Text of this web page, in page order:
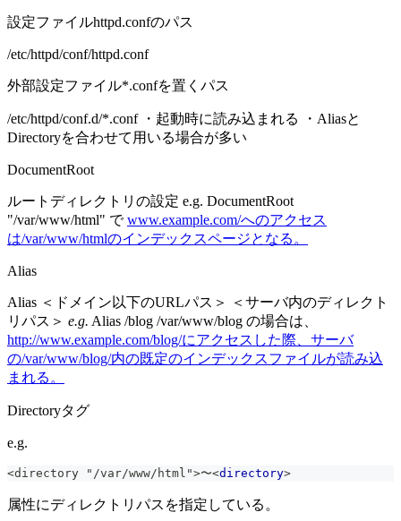
設定ファイルhttpd.confのパス
/etc/httpd/conf/httpd.conf
外部設定ファイル*.confを置くパス
/etc/httpd/conf.d/*.conf ・起動時に読み込まれる ・Aliasと
Directoryを合わせて用いる場合が多い
DocumentRoot
ルートディレクトリの設定 e.g. DocumentRoot
"/var/www/html" でwww.example.com/へのアクセス
は/var/www/htmlのインデックスページとなる。
Alias
Alias ＜ドメイン以下のURLパス＞ ＜サーバ内のディレクト
リパス＞ e.g. Alias /blog /var/www/blog の場合は、
http://www.example.com/blog/にアクセスした際、サーバ
の/var/www/blog/内の既定のインデックスファイルが読み込
まれる。
Directoryタグ
e.g.
<directory "/var/www/html">〜<directory>
属性にディレクトリパスを指定している。